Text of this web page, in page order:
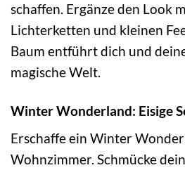
schaffen. Ergänze den Look
Lichterketten und kleinen
Baum entführt dich und
magische Welt.
Winter Wonderland: Eisige
Erschaffe ein Winter
Wohnzimmer. Schmücke